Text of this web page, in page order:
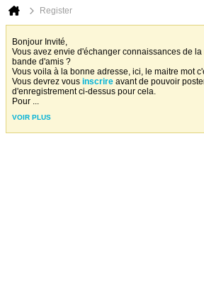
Register
Bonjour Invité,
Vous avez envie d'échanger connaissances de
bande d'amis ?
Vous voila à la bonne adresse, ici, le maitre mot
Vous devrez vous inscrire avant de pouvoir
d'enregistrement ci-dessus pour cela.
Pour ...
VOIR PLUS